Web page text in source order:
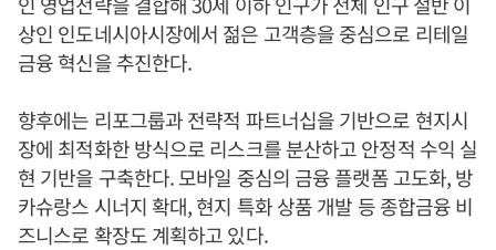
상인 인도네시아시장에서 젊은 고객층을 중심으로 리테일
금융 혁신을 추진한다.
향후에는 리포그룹과 전략적 파트너십을 기반으로 현지시
장에 최적화한 방식으로 리스크를 분산하고 안정적 수익 실
현 기반을 구축한다. 모바일 중심의 금융 플랫폼 고도화, 방
카슈랑스 시너지 확대, 현지 특화 상품 개발 등 종합금융 비
즈니스로 확장도 계획하고 있다.